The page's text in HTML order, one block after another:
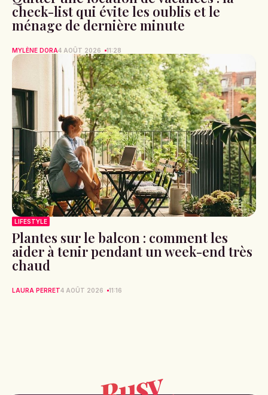
check-list qui évite les oublis et le
ménage de dernière minute
MYLÈNE DORA4 AOÛT 2026 11:28
LIFESTYLE
Plantes sur le balcon : comment les
aider à tenir pendant un week-end très
chaud
LAURA PERRET4 AOÛT 2026 11:16